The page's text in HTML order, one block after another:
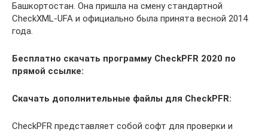
Башкортостан. Она пришла на смену стандартной
CheckXML-UFA и официально была принята весной 2014
года.
Бесплатно скачать программу CheckPFR 2020 по
прямой ссылке:
Скачать дополнительные файлы для CheckPFR:
CheckPFR представляет собой софт для проверки и